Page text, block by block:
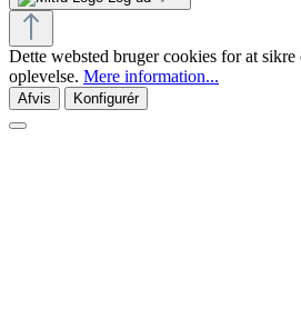
Dette websted bruger cookies for at sikre
oplevelse. Mere information...
Afvis Konfigurér